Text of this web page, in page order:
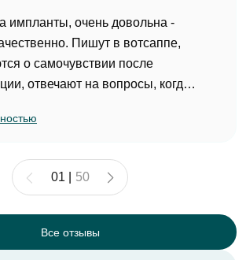
01 50
импланты, очень довольна -
Пишут в вотсаппе,
о самочувствии после
отвечают на вопросы, когда
такое лечение. Очень боялась.
на
ПРОДОКТОРОВ
Все отзывы